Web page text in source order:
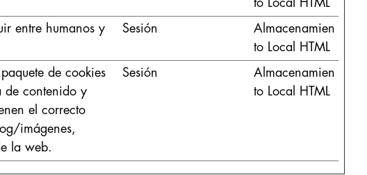
to Local HTML
entre humanos y
Sesión
Almacenamien
to Local HTML
de cookies
de contenido y
el correcto
imágenes,
la web.
Sesión
Almacenamien
to Local HTML